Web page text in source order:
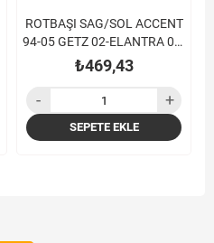
ROTBAŞI SAG/SOL ACCENT
94-05 GETZ 02-ELANTRA 00-
06 SONATA 93-05
₺469,43
SEPETE EKLE